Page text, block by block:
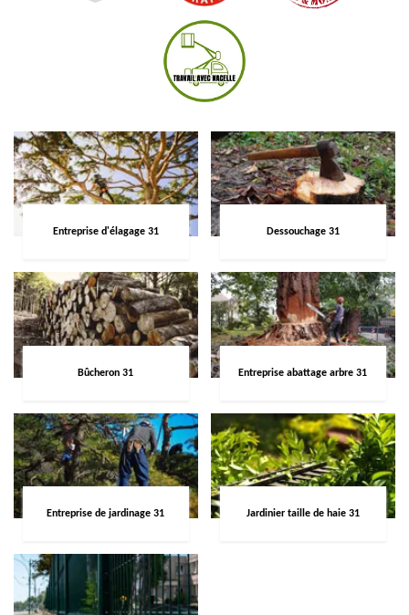
Entreprise d'élagage 31 Dessouchage 31
Bûcheron 31 Entreprise abattage arbre 31
Entreprise de jardinage 31 Jardinier taille de haie 31